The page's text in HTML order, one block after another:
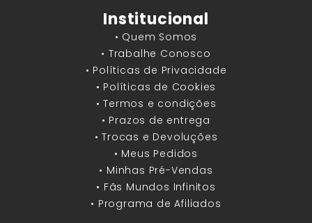
Institucional
• Quem Somos
• Trabalhe Conosco
• Políticas de Privacidade
• Políticas de Cookies
• Termos e condições
• Prazos de entrega
• Trocas e Devoluções
• Meus Pedidos
• Minhas Pré-Vendas
• Fãs Mundos Infinitos
• Programa de Afiliados